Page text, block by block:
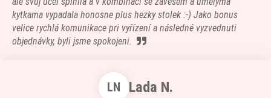
kytkama vypadala honosne plus hezky stolek :-) Jako bonus
velice rychlá komunikace pri vyřízení a následné vyzvednuti
objednávky, byli jsme spokojeni.
LN Lada N.